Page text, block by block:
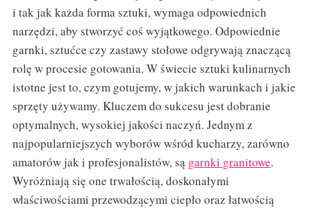
i tak jak każda forma sztuki, wymaga odpowiednich
narzędzi, aby stworzyć coś wyjątkowego. Odpowiednie
garnki, sztućce czy zastawy stołowe odgrywają znaczącą
rolę w procesie gotowania. W świecie sztuki kulinarnych
istotne jest to, czym gotujemy, w jakich warunkach i jakie
sprzęty używamy. Kluczem do sukcesu jest dobranie
optymalnych, wysokiej jakości naczyń. Jednym z
najpopularniejszych wyborów wśród kucharzy, zarówno
amatorów jak i profesjonalistów, są garnki granitowe.
Wyróżniają się one trwałością, doskonałymi
właściwościami przewodzącymi ciepło oraz łatwością